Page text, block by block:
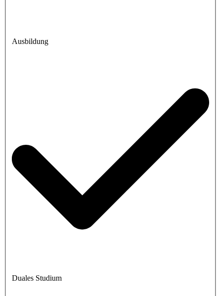
Ausbildung
Duales Studium